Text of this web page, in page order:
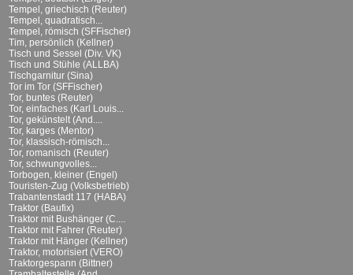
Tempel, griechisch (Reuter)
Tempel, quadratisch...
Tempel, römisch (SFFischer)
Tim, persönlich (Kellner)
Tisch und Sessel (Div. VK)
Tisch und Stühle (ALLBA)
Tischgarnitur (Sina)
Tor im Tor (SFFischer)
Tor, buntes (Reuter)
Tor, einfaches (Karl Louis...
Tor, gekünstelt (And....
Tor, karges (Mentor)
Tor, klassisch-römisch...
Tor, romanisch (Reuter)
Tor, schwungvolles...
Torbogen, kleiner (Engel)
Touristen-Zug (Volksbetrieb)
Trabantenstadt 117 (HABA)
Traktor (Baufix)
Traktor mit Bushänger (C....
Traktor mit Fahrer (Reuter)
Traktor mit Hänger (Kellner)
Traktor, motorisiert (VERO)
Traktorgespann (Bittner)